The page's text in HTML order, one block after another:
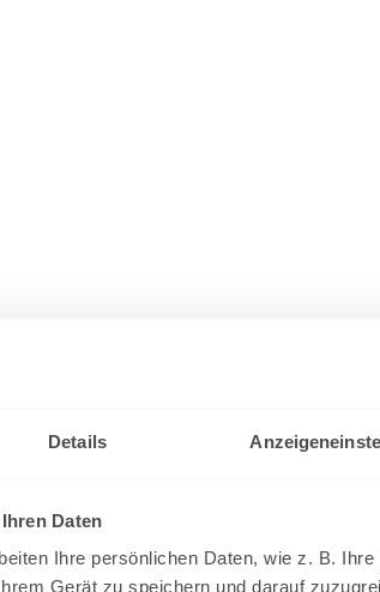
Details
Daten
Ihre persönlichen Daten, wie z. B.
Gerät zu speichern und darauf